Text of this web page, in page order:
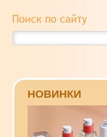
НОВИНКИ